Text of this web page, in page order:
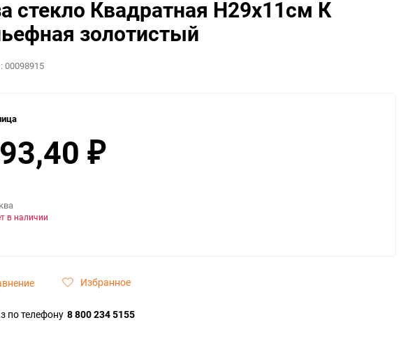
стекло Квадратная H29х11см К
золотистый
00098915
₽
в наличии
Избранное
по телефону 8 800 234 5155